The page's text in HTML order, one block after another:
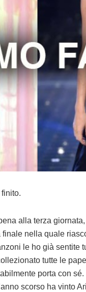
alla terza
nella quale
le ho già sentite
tutte le
porta con
scorso ha vinto